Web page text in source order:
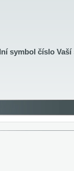
symbol číslo